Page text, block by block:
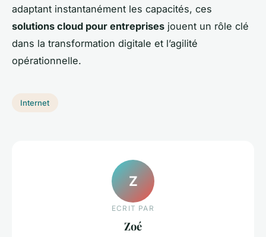
adaptant instantanément les capacités, ces
solutions cloud pour entreprises jouent un rôle clé
dans la transformation digitale et l’agilité
opérationnelle.
Internet
Z
ECRIT PAR
Zoé